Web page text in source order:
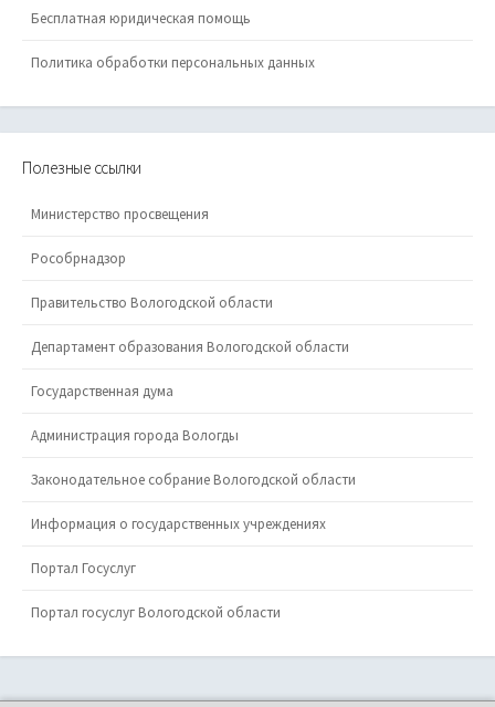
Бесплатная юридическая помощь
Политика обработки персональных данных
Полезные ссылки
Министерство просвещения
Рособрнадзор
Правительство Вологодской области
Департамент образования Вологодской области
Государственная дума
Администрация города Вологды
Законодательное собрание Вологодской области
Информация о государственных учреждениях
Портал Госуслуг
Портал госуслуг Вологодской области